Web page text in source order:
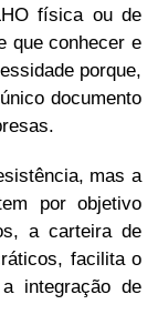
física ou de
que conhecer e
porque,
documento
mas a
por objetivo
a carteira de
facilita o
integração de